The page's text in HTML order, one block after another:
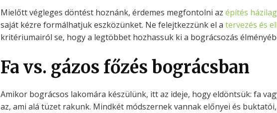
Mielőtt végleges döntést hoznánk, érdemes megfontolni az építés házilag
saját kézre formálhatjuk eszközünket. Ne felejtkezzünk el a tervezés és
kritériumairól se, hogy a legtöbbet hozhassuk ki a bográcsozás
Fa vs. gázos főzés bográcsban
Amikor bográcsos lakomára készülünk, itt az ideje, hogy eldöntsük: fa
az, ami alá tüzet rakunk. Mindkét módszernek vannak előnyei és